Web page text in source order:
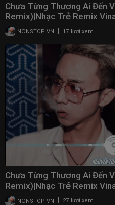
Chưa Từng Thương Ai Đến
Remix)|Nhạc Trẻ Remix
2021NONSTOP VN 17 lượt xem
Chưa Từng Thương Ai Đến
Remix)|Nhạc Trẻ Remix
2021NONSTOP VN 27 lượt xem